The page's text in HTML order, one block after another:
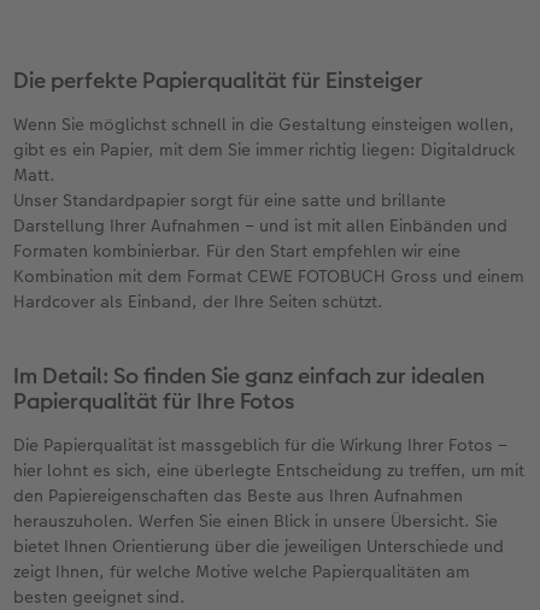
Kundenbeispiele
Kundengeschichten
CEWE FOTOBUCH per PDF
CEWE myPhotos
CEWE myPhotos
Hartschaum
Mehrteiler
CEWE myPhotos
Zubehör
CEWE Geschenkgutschein
CEWE myPhotos
Neuheiten
Die perfekte Papierqualität für Einsteiger
Wenn Sie möglichst schnell in die Gestaltung einsteigen wollen,
gibt es ein Papier, mit dem Sie immer richtig liegen: Digitaldruck
Matt.
Unser Standardpapier sorgt für eine satte und brillante
Darstellung Ihrer Aufnahmen – und ist mit allen Einbänden und
Formaten kombinierbar. Für den Start empfehlen wir eine
Kombination mit dem Format CEWE FOTOBUCH Gross und einem
Hardcover als Einband, der Ihre Seiten schützt.
Im Detail: So finden Sie ganz einfach zur idealen
Papierqualität für Ihre Fotos
Die Papierqualität ist massgeblich für die Wirkung Ihrer Fotos –
hier lohnt es sich, eine überlegte Entscheidung zu treffen, um mit
den Papiereigenschaften das Beste aus Ihren Aufnahmen
herauszuholen. Werfen Sie einen Blick in unsere Übersicht. Sie
bietet Ihnen Orientierung über die jeweiligen Unterschiede und
zeigt Ihnen, für welche Motive welche Papierqualitäten am
besten geeignet sind.